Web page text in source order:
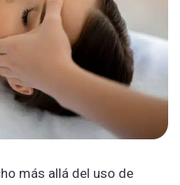
más allá del uso de